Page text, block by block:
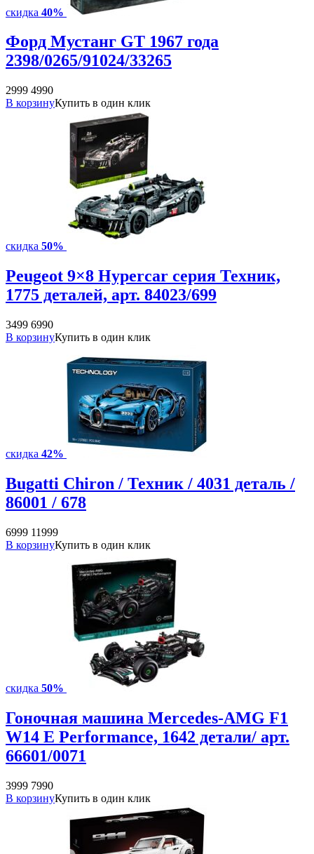
скидка 40%
Форд Мустанг GT 1967 года
2398/0265/91024/33265
2999 4990
В корзинуКупить в один клик
скидка 50%
Peugeot 9×8 Hypercar серия Техник,
1775 деталей, арт. 84023/699
3499 6990
В корзинуКупить в один клик
скидка 42%
Bugatti Chiron / Техник / 4031 деталь /
86001 / 678
6999 11999
В корзинуКупить в один клик
скидка 50%
Гоночная машина Mercedes-AMG F1
W14 E Performance, 1642 детали/ арт.
66601/0071
3999 7990
В корзинуКупить в один клик